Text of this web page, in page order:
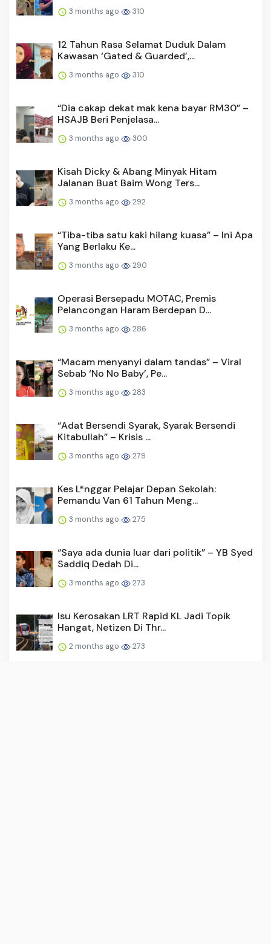
3 months ago 310
12 Tahun Rasa Selamat Duduk Dalam
Kawasan ‘Gated & Guarded’,...
3 months ago 310
“Dia cakap dekat mak kena bayar RM30” –
HSAJB Beri Penjelasa...
3 months ago 300
Kisah Dicky & Abang Minyak Hitam
Jalanan Buat Baim Wong Ters...
3 months ago 292
“Tiba-tiba satu kaki hilang kuasa” – Ini Apa
Yang Berlaku Ke...
3 months ago 290
Operasi Bersepadu MOTAC, Premis
Pelancongan Haram Berdepan D...
3 months ago 286
“Macam menyanyi dalam tandas” – Viral
Sebab ‘No No Baby’, Pe...
3 months ago 283
“Adat Bersendi Syarak, Syarak Bersendi
Kitabullah” – Krisis ...
3 months ago 279
Kes L*nggar Pelajar Depan Sekolah:
Pemandu Van 61 Tahun Meng...
3 months ago 275
“Saya ada dunia luar dari politik” – YB Syed
Saddiq Dedah Di...
3 months ago 273
Isu Kerosakan LRT Rapid KL Jadi Topik
Hangat, Netizen Di Thr...
2 months ago 273